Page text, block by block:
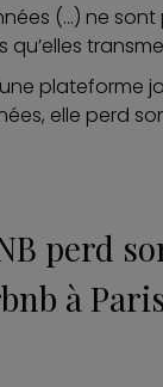
(…) ne
qu’elles
plateforme
elle perd
perd
à